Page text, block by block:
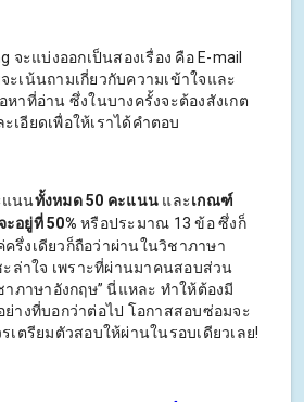
จะแบ่งออกเป็นสองเรื่อง คือ E-mail
เน้นถามเกี่ยวกับความเข้าใจและ
หาที่อ่าน ซึ่งในบางครั้งจะต้องสังเกต
เอียดเพื่อให้เราได้คำตอบ
แนนทั้งหมด 50 คะแนน และเกณฑ์
อยู่ที่ 50% หรือประมาณ 13 ข้อ ซึ่งก็
รึ่งเดียวก็ถือว่าผ่านในวิชาภาษา
ล่าใจ เพราะที่ผ่านมาคนสอบส่วน
ภาษาอังกฤษ” นี่แหละ ทำให้ต้องมี
างที่บอกว่าต่อไป โอกาสสอบซ่อมจะ
เตรียมตัวสอบให้ผ่านในรอบเดียวเลย!